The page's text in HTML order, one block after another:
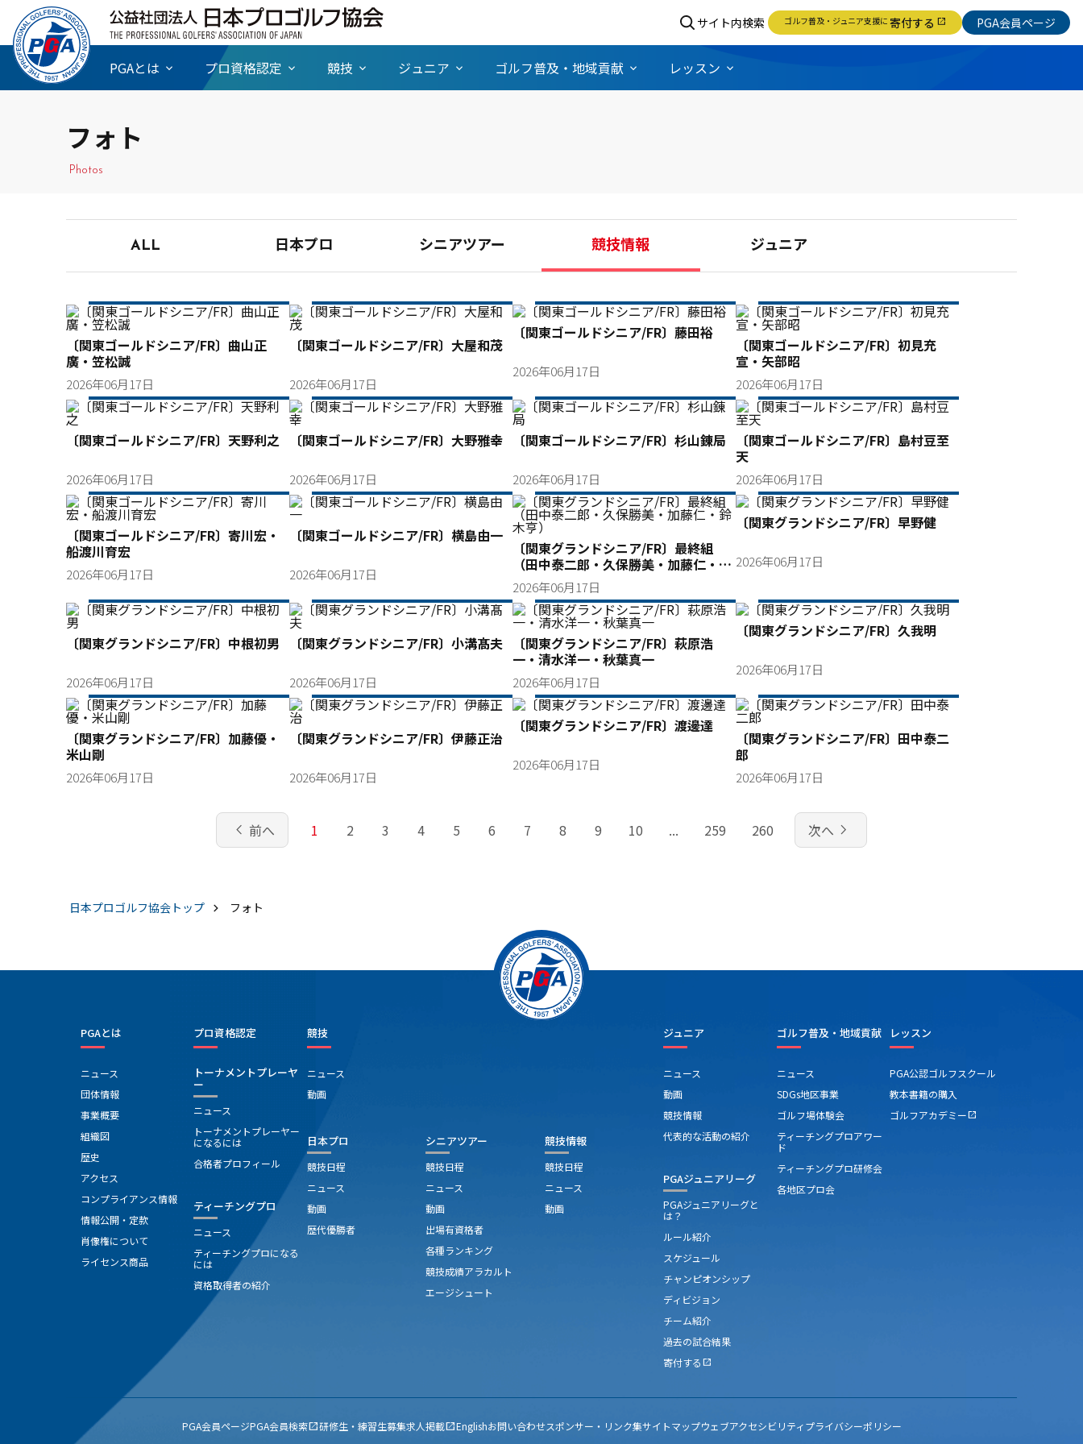
サイト内検索 ゴルフ普及・ジュニア支援に 寄付する open_in_new PGA会員ページ
PGAとは プロ資格認定 競技 ジュニア ゴルフ普及・地域貢献 レッスン
フォト
Photos
ALL 日本プロ シニアツアー 競技情報 ジュニア
〔関東ゴールドシニア/FR〕曲山正
廣・笠松誠
2026年06月17日
〔関東ゴールドシニア/FR〕大屋和茂
2026年06月17日
〔関東ゴールドシニア/FR〕藤田裕
2026年06月17日
〔関東ゴールドシニア/FR〕初見充
宣・矢部昭
2026年06月17日
〔関東ゴールドシニア/FR〕天野利之
2026年06月17日
〔関東ゴールドシニア/FR〕大野雅幸
2026年06月17日
〔関東ゴールドシニア/FR〕杉山錬局
2026年06月17日
〔関東ゴールドシニア/FR〕島村豆至
天
2026年06月17日
〔関東ゴールドシニア/FR〕寄川宏・
船渡川育宏
2026年06月17日
〔関東ゴールドシニア/FR〕横島由一
2026年06月17日
〔関東グランドシニア/FR〕最終組
（田中泰二郎・久保勝美・加藤仁・鈴
木亨）
2026年06月17日
〔関東グランドシニア/FR〕早野健
2026年06月17日
〔関東グランドシニア/FR〕中根初男
2026年06月17日
〔関東グランドシニア/FR〕小溝髙夫
2026年06月17日
〔関東グランドシニア/FR〕萩原浩
一・清水洋一・秋葉真一
2026年06月17日
〔関東グランドシニア/FR〕久我明
2026年06月17日
〔関東グランドシニア/FR〕加藤優・
米山剛
2026年06月17日
〔関東グランドシニア/FR〕伊藤正治
2026年06月17日
〔関東グランドシニア/FR〕渡邊達
2026年06月17日
〔関東グランドシニア/FR〕田中泰二
郎
2026年06月17日
chevron_left 前へ 1 2 3 4 5 6 7 8 9 10 ... 259 260 次へ navigate_next
日本プロゴルフ協会 トップ フォト
PGAとは
ニュース
団体情報
事業概要
組織図
歴史
アクセス
コンプライアンス情報
情報公開・定款
肖像権について
ライセンス商品
プロ資格認定
トーナメントプレーヤ
ー
ニュース
トーナメントプレーヤー
になるには
合格者プロフィール
ティーチングプロ
ニュース
ティーチングプロになる
には
資格取得者の紹介
競技
ニュース
動画
日本プロ
競技日程
ニュース
動画
歴代優勝者
シニアツアー
競技日程
ニュース
動画
出場有資格者
各種ランキング
競技成績アラカルト
エージシュート
競技情報
競技日程
ニュース
動画
ジュニア
ニュース
動画
競技情報
代表的な活動の紹介
PGAジュニアリーグ
PGAジュニアリーグと
は？
ルール紹介
スケジュール
チャンピオンシップ
ディビジョン
チーム紹介
過去の試合結果
寄付する open_in_new
ゴルフ普及・地域貢献
ニュース
SDGs地区事業
ゴルフ場体験会
ティーチングプロアワー
ド
ティーチングプロ研修会
各地区プロ会
レッスン
PGA公認ゴルフスクール
教本書籍の購入
ゴルフアカデミー open_in_new
PGA会員ページPGA会員検索open_in_new研修生・練習生募集求人掲載open_in_newEnglishお問い合わせスポンサー・リンク集サイトマップウェブアクセシビリティプライバシーポリシー